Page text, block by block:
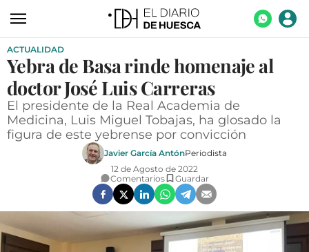
ACTUALIDAD
ECONOMÍA
TECNOLOGÍA
TURISMO
AGROALIMENTACIÓN
SOCIEDAD
ACTUALIDAD
Yebra de Basa rinde homenaje al
doctor José Luis Carreras
El presidente de la Real Academia de
Medicina, Luis Miguel Tobajas, ha glosado la
figura de este yebrense por convicción
Javier García AntónPeriodista
12 de Agosto de 2022
Comentarios
Guardar